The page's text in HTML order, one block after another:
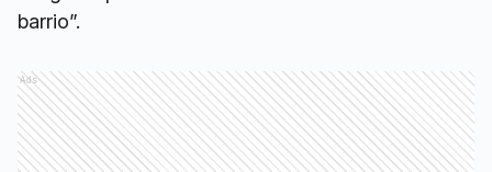
barrio”.
Ads